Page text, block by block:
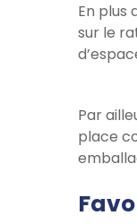
En plus
sur le
Par
place